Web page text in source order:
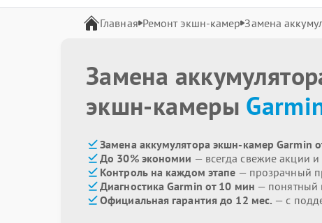
Главная Ремонт экшн-камер Замена
Замена
экшн-камеры
Замена аккумулятора экшн-камер Garmin
До 30% экономии — всегда свежие акции
Контроль на каждом этапе — прозрачный
Диагностика Garmin от 10 мин — понятный
Официальная гарантия до 12 мес. — с